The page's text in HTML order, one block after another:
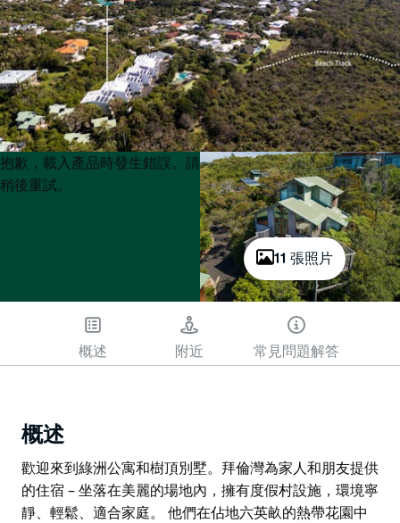
11 張照片
Product
List
Product
List
抱歉，載入產品時發生錯誤。請
稍後重試。
概述 附近 常見問題解答
概述
歡迎來到綠洲公寓和樹頂別墅。拜倫灣為家人和朋友提供
的住宿 – 坐落在美麗的場地內，擁有度假村設施，環境寧
靜、輕鬆、適合家庭。 他們在佔地六英畝的熱帶花園中